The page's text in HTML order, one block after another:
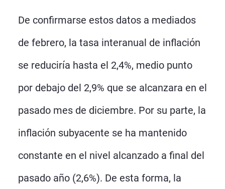
De confirmarse estos datos a mediados
de febrero, la tasa interanual de inflación
se reduciría hasta el 2,4%, medio punto
por debajo del 2,9% que se alcanzara en el
pasado mes de diciembre. Por su parte, la
inflación subyacente se ha mantenido
constante en el nivel alcanzado a final del
pasado año (2,6%). De esta forma, la